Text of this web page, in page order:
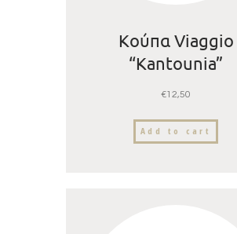
Κούπα Viaggio
“Kantounia”
€12,50
Add to cart